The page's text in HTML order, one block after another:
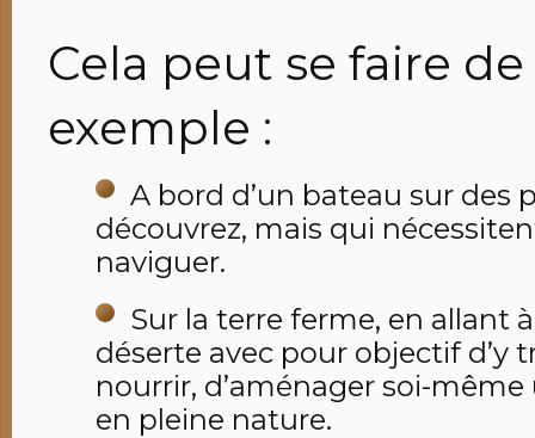
Cela peut se faire
exemple :
A bord d’un bateau sur des
découvrez, mais qui
naviguer.
Sur la terre ferme, en allant à
déserte avec pour objectif d’y
nourrir, d’aménager soi-
en pleine nature.